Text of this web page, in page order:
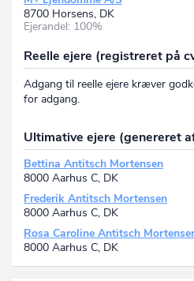
8700 Horsens, DK
Ejerandel: 100%
Reelle ejere (registreret på
Adgang til reelle ejere kræver
for adgang.
Ultimative ejere (genereret
Bettina Antitsch Mortensen
8000 Aarhus C, DK
Frederik Antitsch Mortensen
8000 Aarhus C, DK
Rosa Caroline Antitsch
8000 Aarhus C, DK